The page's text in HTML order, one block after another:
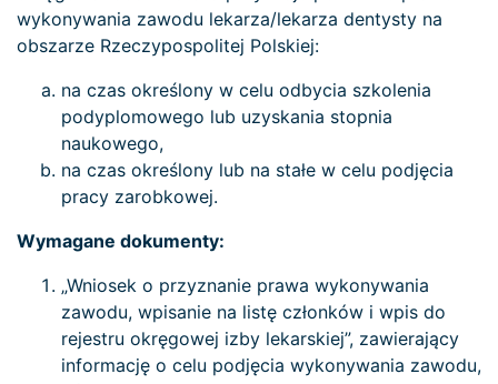
wykonywania zawodu lekarza/lekarza dentysty na
obszarze Rzeczypospolitej Polskiej:
na czas określony w celu odbycia szkolenia
podyplomowego lub uzyskania stopnia
naukowego,
na czas określony lub na stałe w celu podjęcia
pracy zarobkowej.
Wymagane dokumenty:
„Wniosek o przyznanie prawa wykonywania
zawodu, wpisanie na listę członków i wpis do
rejestru okręgowej izby lekarskiej”, zawierający
informację o celu podjęcia wykonywania zawodu,